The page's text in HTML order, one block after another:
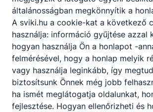
Tovább
általánosságban megkönnyítik a
A sviki.hu a cookie-kat a következő
használja: információ gyűjtése azzal
hogyan használja Ön a honlapot -
felmérésével, hogy a honlap melyik
vagy használja leginkább, így
biztosítsunk Önnek még jobb
ha ismét meglátogatja oldalunkat,
fejlesztése. Hogyan ellenőrizheti és